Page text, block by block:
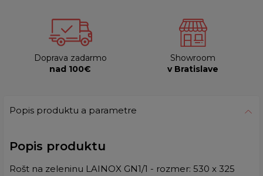
Doprava zadarmo
nad 100€
Showroom
v Bratislave
Popis produktu a parametre
Popis produktu
Rošt na zeleninu LAINOX GN1/1 - rozmer: 530 x 325